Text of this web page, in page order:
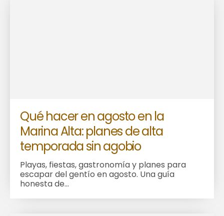
Qué hacer en agosto en la
Marina Alta: planes de alta
temporada sin agobio
Playas, fiestas, gastronomía y planes para
escapar del gentío en agosto. Una guía
honesta de...